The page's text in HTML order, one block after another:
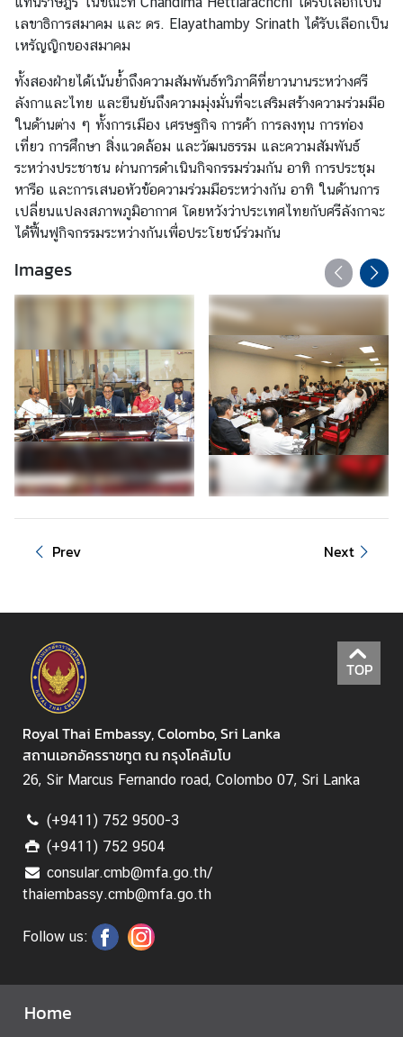
เลขาธิการสมาคม และ ดร. Elayathamby Srinath ได้รับเลือกเป็น
เหรัญญิกของสมาคม
ทั้งสองฝ่ายได้เน้นย้ำถึงความสัมพันธ์ทวิภาคีที่ยาวนานระหว่างศรี
ลังกาและไทย และยืนยันถึงความมุ่งมั่นที่จะเสริมสร้างความร่วมมือ
ในด้านต่าง ๆ ทั้งการเมือง เศรษฐกิจ การค้า การลงทุน การท่อง
เที่ยว การศึกษา สิ่งแวดล้อม และวัฒนธรรม และความสัมพันธ์
ระหว่างประชาชน ผ่านการดำเนินกิจกรรมร่วมกัน อาทิ การประชุม
หารือ และการเสนอหัวข้อความร่วมมือระหว่างกัน อาทิ ในด้านการ
เปลี่ยนแปลงสภาพภูมิอากาศ โดยหวังว่าประเทศไทยกับศรีลังกาจะ
ได้ฟื้นฟูกิจกรรมระหว่างกันเพื่อประโยชน์ร่วมกัน
Images
Prev Next
TOP
Royal Thai Embassy, Colombo, Sri Lanka
สถานเอกอัครราชทูต ณ กรุงโคลัมโบ
26, Sir Marcus Fernando road, Colombo 07, Sri Lanka
(+9411) 752 9500-3
(+9411) 752 9504
consular.cmb@mfa.go.th/
thaiembassy.cmb@mfa.go.th
Follow us:
Home